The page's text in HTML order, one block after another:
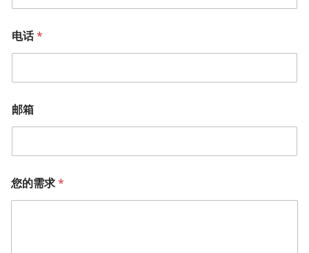
电话*
邮箱
您的需求*